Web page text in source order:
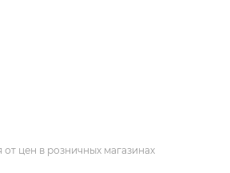
цен в розничных магазинах